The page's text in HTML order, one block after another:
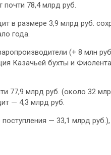
78,4 млрд руб.
в размере 3,9 млрд руб.
года.
(+ 8 млн
Казачьей бухты и
77,9 млрд руб. (около 32
— 4,3 млрд руб.
— 33,1 млрд